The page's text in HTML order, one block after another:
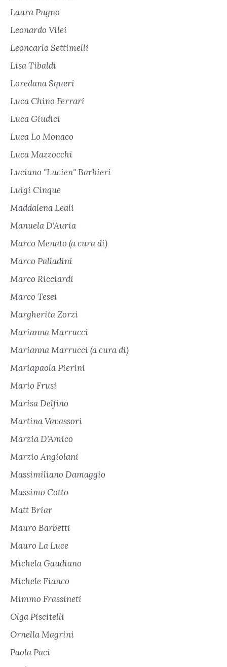
Laura Pugno
Leonardo Vilei
Leoncarlo Settimelli
Lisa Tibaldi
Loredana Squeri
Luca Chino Ferrari
Luca Giudici
Luca Lo Monaco
Luca Mazzocchi
Luciano "Lucien" Barbieri
Luigi Cinque
Maddalena Leali
Manuela D'Auria
Marco Menato (a cura di)
Marco Palladini
Marco Ricciardi
Marco Tesei
Margherita Zorzi
Marianna Marrucci
Marianna Marrucci (a cura di)
Mariapaola Pierini
Mario Frusi
Marisa Delfino
Martina Vavassori
Marzia D'Amico
Marzio Angiolani
Massimiliano Damaggio
Massimo Cotto
Matt Briar
Mauro Barbetti
Mauro La Luce
Michela Gaudiano
Michele Fianco
Mimmo Frassineti
Olga Piscitelli
Ornella Magrini
Paola Paci